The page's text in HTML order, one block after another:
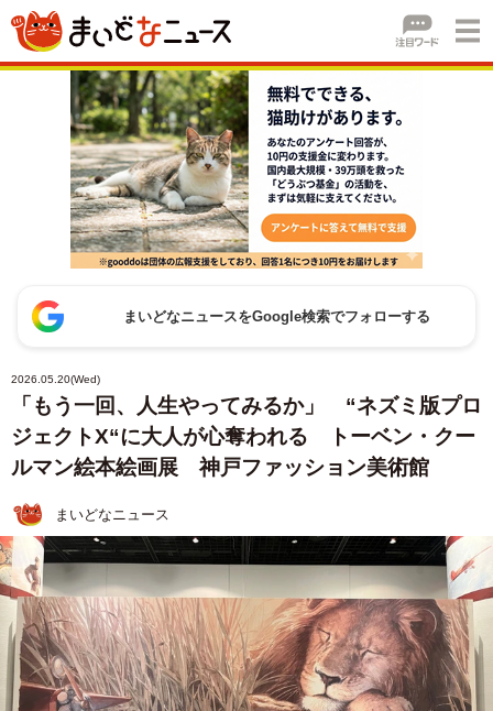
まいどなニュースをGoogle検索でフォローする
2026.05.20(Wed)
「もう一回、人生やってみるか」 “ネズミ版プロ
ジェクトX“に大人が心奪われる トーベン・クー
ルマン絵本絵画展 神戸ファッション美術館
まいどなニュース